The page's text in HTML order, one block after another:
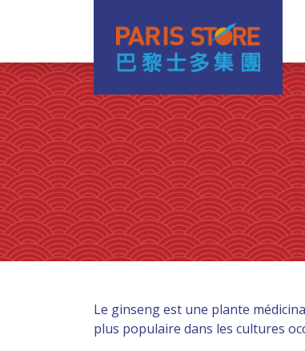
Navigation principale
Le ginseng est une plante
plus populaire dans les cultures